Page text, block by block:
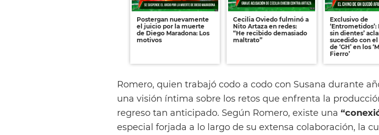
Postergan nuevamente
el juicio por la muerte
de Diego Maradona: Los
motivos
Cecilia Oviedo fulminó a
Nito Artaza en redes:
“He recibido demasiado
maltrato”
Exclusivo de
‘Entrometidos’:
sin dientes’
sucedido con el
de ‘GH’ en los
Fierro’
Romero, quien trabajó codo a codo con Susana durante
una visión íntima sobre los retos que enfrenta la
regreso tan anticipado. Según Romero, existe una
especial forjada a lo largo de su extensa colaboración, la